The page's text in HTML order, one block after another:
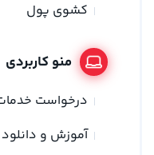
کشوی پول
منو کاربردی
درخواست
آموزش و دانلود